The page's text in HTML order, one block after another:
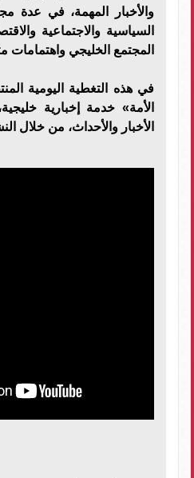
والأخبار المهمة، في عدة
السياسية والاجتماعية
المجتمع الخليجي واهتمامات
في هذه التغطية اليومية
الأمة» خدمة إخبارية
الأخبار والأحداث، من خلال